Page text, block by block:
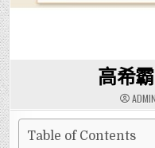
高希
ADMIN
Table of Contents